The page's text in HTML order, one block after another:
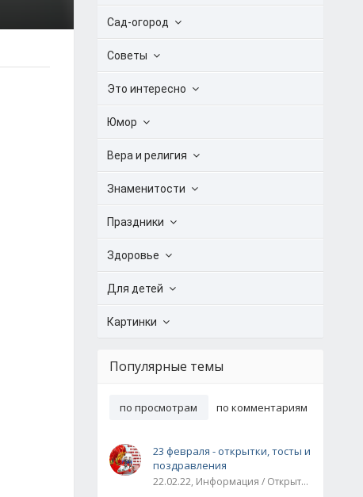
Сад-огород
Советы
Это интересно
Юмор
Вера и религия
Знаменитости
Праздники
Здоровье
Для детей
Картинки
Популярные темы
по просмотрам по комментариям
23 февраля - открытки, тосты и
поздравления
22.02.22, Информация / Открытки / Все праздники